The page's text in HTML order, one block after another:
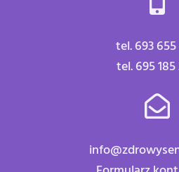
tel. 693
tel. 695